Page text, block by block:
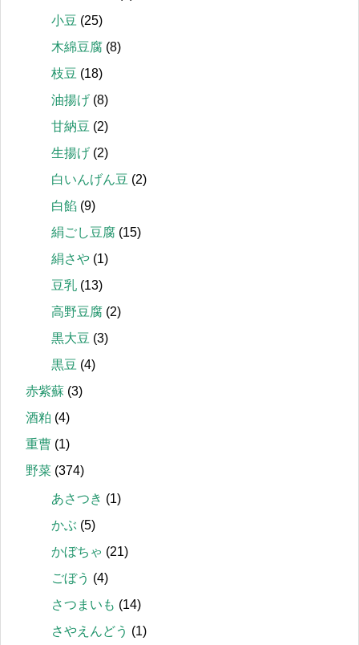
小豆 (25)
木綿豆腐 (8)
枝豆 (18)
油揚げ (8)
甘納豆 (2)
生揚げ (2)
白いんげん豆 (2)
白餡 (9)
絹ごし豆腐 (15)
絹さや (1)
豆乳 (13)
高野豆腐 (2)
黒大豆 (3)
黒豆 (4)
赤紫蘇 (3)
酒粕 (4)
重曹 (1)
野菜 (374)
あさつき (1)
かぶ (5)
かぼちゃ (21)
ごぼう (4)
さつまいも (14)
さやえんどう (1)